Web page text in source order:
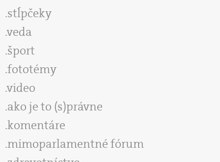
stĺpčeky
veda
šport
fototémy
video
ako je to (s)právne
komentáre
mimoparlamentné fórum